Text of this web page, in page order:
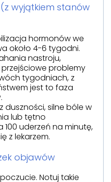
(z wyjątkiem stanów
hormonów we
około 4-6 tygodni.
nastroju,
problemy
tygodniach, z
jest to faza
duszności, silne bóle w
lub tętno
uderzeń na minutę,
z lekarzem.
objawów
Notuj takie